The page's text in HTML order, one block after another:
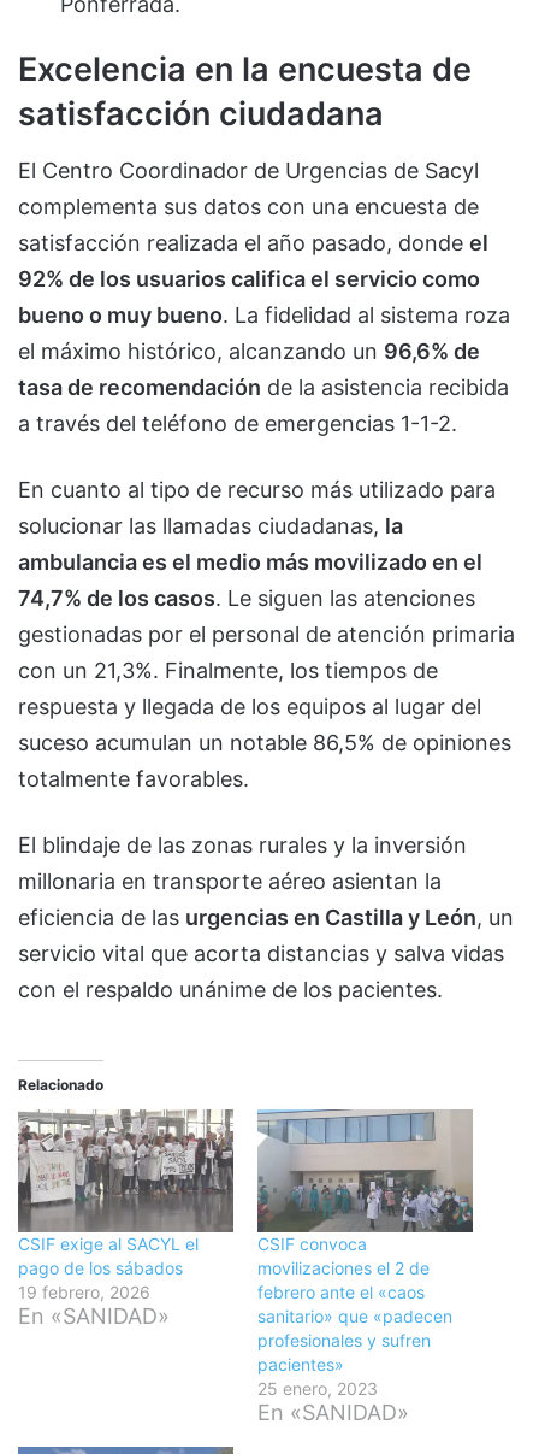
Excelencia en la encuesta de
satisfacción ciudadana
El Centro Coordinador de Urgencias de Sacyl
complementa sus datos con una encuesta de
satisfacción realizada el año pasado, donde el
92% de los usuarios califica el servicio como
bueno o muy bueno. La fidelidad al sistema roza
el máximo histórico, alcanzando un 96,6% de
tasa de recomendación de la asistencia recibida
a través del teléfono de emergencias 1-1-2.
En cuanto al tipo de recurso más utilizado para
solucionar las llamadas ciudadanas, la
ambulancia es el medio más movilizado en el
74,7% de los casos. Le siguen las atenciones
gestionadas por el personal de atención primaria
con un 21,3%. Finalmente, los tiempos de
respuesta y llegada de los equipos al lugar del
suceso acumulan un notable 86,5% de opiniones
totalmente favorables.
El blindaje de las zonas rurales y la inversión
millonaria en transporte aéreo asientan la
eficiencia de las urgencias en Castilla y León, un
servicio vital que acorta distancias y salva vidas
con el respaldo unánime de los pacientes.
Relacionado
CSIF exige al SACYL el
pago de los sábados
19 febrero, 2026
En «SANIDAD»
CSIF convoca
movilizaciones el 2 de
febrero ante el «caos
sanitario» que «padecen
profesionales y sufren
pacientes»
25 enero, 2023
En «SANIDAD»